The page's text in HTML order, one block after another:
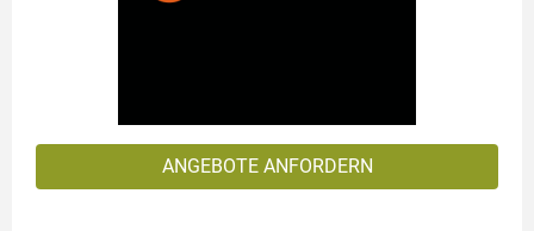
ANGEBOTE ANFORDERN